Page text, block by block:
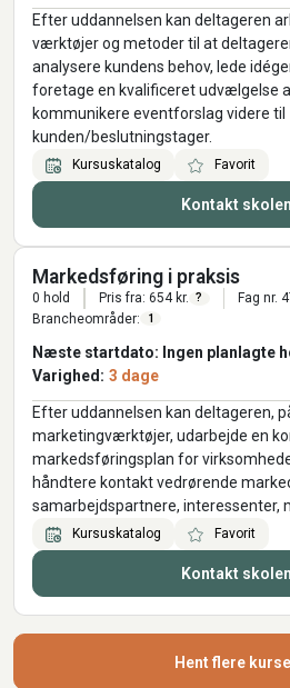
Efter uddannelsen kan deltageren
værktøjer og metoder til at
analysere kundens behov, lede
foretage en kvalificeret udvælgelse
kommunikere eventforslag videre til
kunden/beslutningstager.
Kursuskatalog Favorit
Kontakt skolen
Markedsføring i praksis
0 hold Pris fra: 654 kr. ?
Fag nr.
Brancheområder:
1
Næste startdato: Ingen planlagte
Varighed: 3 dage
Efter uddannelsen kan deltageren,
marketingværktøjer, udarbejde en
markedsføringsplan for
håndtere kontakt vedrørende
samarbejdspartnere, interessenter,
Kursuskatalog Favorit
Kontakt skolen
Hent flere